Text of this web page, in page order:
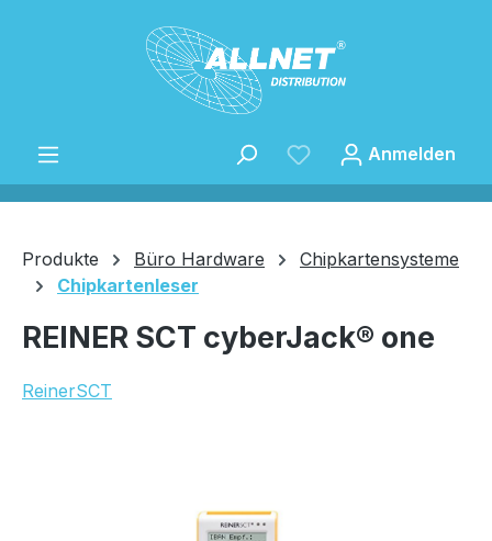
Zum Hauptinhalt springen
Speichern
Anmelden
Produkte Büro Hardware
Chipkartensysteme
Chipkartenleser
REINER SCT cyberJack® one
ReinerSCT